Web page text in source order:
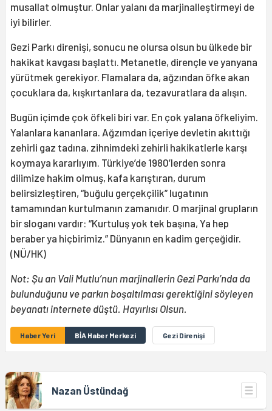
musallat olmuştur. Onlar yalanı da marjinalleştirmeyi de
iyi bilirler.
Gezi Parkı direnişi, sonucu ne olursa olsun bu ülkede bir
hakikat kavgası başlattı. Metanetle, dirençle ve yanyana
yürütmek gerekiyor. Flamalara da, ağzından öfke akan
çocuklara da, kışkırtanlara da, tezavuratlara da alışın.
Bugün içimde çok öfkeli biri var. En çok yalana öfkeliyim.
Yalanlara kananlara. Ağzımdan içeriye devletin akıttığı
zehirli gaz tadına, zihnimdeki zehirli hakikatlerle karşı
koymaya kararlıyım. Türkiye’de 1980’lerden sonra
dilimize hakim olmuş, kafa karıştıran, durum
belirsizleştiren, “buğulu gerçekçilik” lugatının
tamamından kurtulmanın zamanıdır. O marjinal grupların
bir sloganı vardır: “Kurtuluş yok tek başına, Ya hep
beraber ya hiçbirimiz.” Dünyanın en kadim gerçeğidir.
(NÜ/HK)
Not: Şu an Vali Mutlu’nun marjinallerin Gezi Parkı’nda da
bulunduğunu ve parkın boşaltılması gerektiğini söyleyen
beyanatı internete düştü. Hayırlısı Olsun.
Haber Yeri BİA Haber Merkezi Gezi Direnişi
Nazan Üstündağ